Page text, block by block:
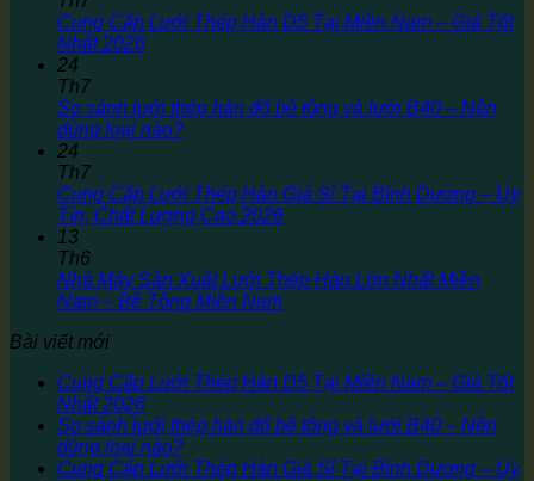
Cung Cấp Lưới Thép Hàn D5 Tại Miền Nam – Giá Tốt
Nhất 2026
24
Th7
So sánh lưới thép hàn đổ bê tông và lưới B40 – Nên
dùng loại nào?
24
Th7
Cung Cấp Lưới Thép Hàn Giá Sỉ Tại Bình Dương – Uy
Tín, Chất Lượng Cao 2026
13
Th6
Nhà Máy Sản Xuất Lưới Thép Hàn Lớn Nhất Miền
Nam – Bê Tông Miền Nam
Bài viết mới
Cung Cấp Lưới Thép Hàn D5 Tại Miền Nam – Giá Tốt
Nhất 2026
So sánh lưới thép hàn đổ bê tông và lưới B40 – Nên
dùng loại nào?
Cung Cấp Lưới Thép Hàn Giá Sỉ Tại Bình Dương – Uy